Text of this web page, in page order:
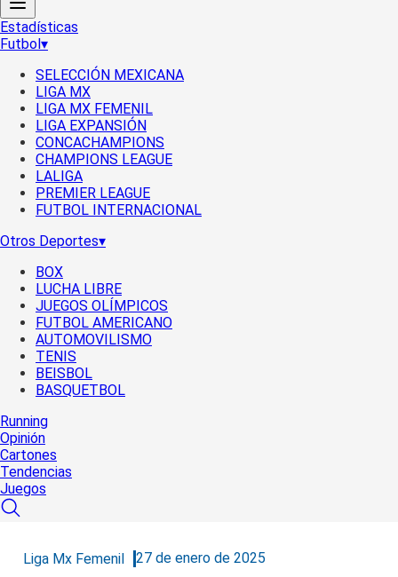
Estadísticas
Futbol▾
SELECCIÓN MEXICANA
LIGA MX
LIGA MX FEMENIL
LIGA EXPANSIÓN
CONCACHAMPIONS
CHAMPIONS LEAGUE
LALIGA
PREMIER LEAGUE
FUTBOL INTERNACIONAL
Otros Deportes▾
BOX
LUCHA LIBRE
JUEGOS OLÍMPICOS
FUTBOL AMERICANO
AUTOMOVILISMO
TENIS
BEISBOL
BASQUETBOL
Running
Opinión
Cartones
Tendencias
Juegos
Liga Mx Femenil 27 de enero de 2025